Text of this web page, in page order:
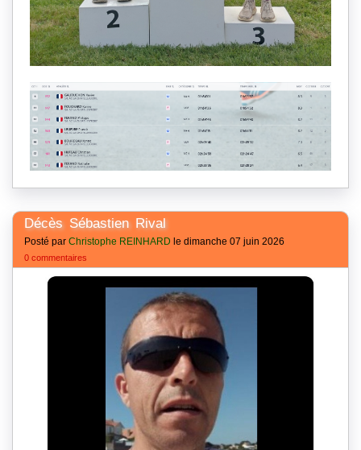
Décès Sébastien Rival
Posté par Christophe REINHARD le dimanche 07 juin 2026
0 commentaires